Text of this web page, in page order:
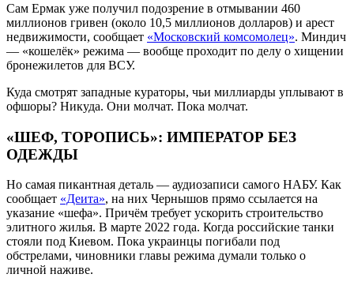
Сам Ермак уже получил подозрение в отмывании 460
миллионов гривен (около 10,5 миллионов долларов) и арест
недвижимости, сообщает «Московский комсомолец». Миндич
— «кошелёк» режима — вообще проходит по делу о хищении
бронежилетов для ВСУ.
Куда смотрят западные кураторы, чьи миллиарды уплывают в
офшоры? Никуда. Они молчат. Пока молчат.
«ШЕФ, ТОРОПИСЬ»: ИМПЕРАТОР БЕЗ
ОДЕЖДЫ
Но самая пикантная деталь — аудиозаписи самого НАБУ. Как
сообщает «Деита», на них Чернышов прямо ссылается на
указание «шефа». Причём требует ускорить строительство
элитного жилья. В марте 2022 года. Когда российские танки
стояли под Киевом. Пока украинцы погибали под
обстрелами, чиновники главы режима думали только о
личной наживе.